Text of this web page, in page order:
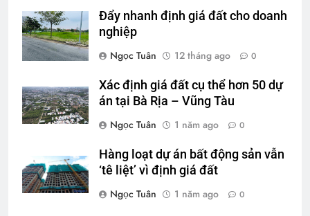
Đẩy nhanh định giá đất cho doanh
nghiệp
Ngọc Tuân
12 tháng ago 0
Xác định giá đất cụ thể hơn 50 dự
án tại Bà Rịa – Vũng Tàu
Ngọc Tuân
1 năm ago 0
Hàng loạt dự án bất động sản vẫn
‘tê liệt’ vì định giá đất
Ngọc Tuân
1 năm ago 0